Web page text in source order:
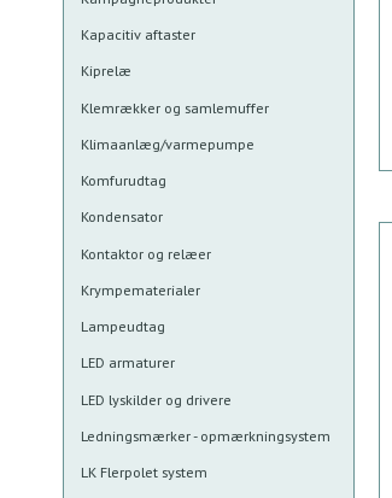
Kapacitiv aftaster
Kiprelæ
Klemrækker og samlemuffer
Klimaanlæg/varmepumpe
Komfurudtag
Kondensator
Kontaktor og relæer
Krympematerialer
Lampeudtag
LED armaturer
LED lyskilder og drivere
Ledningsmærker - opmærkningsystem
LK Flerpolet system